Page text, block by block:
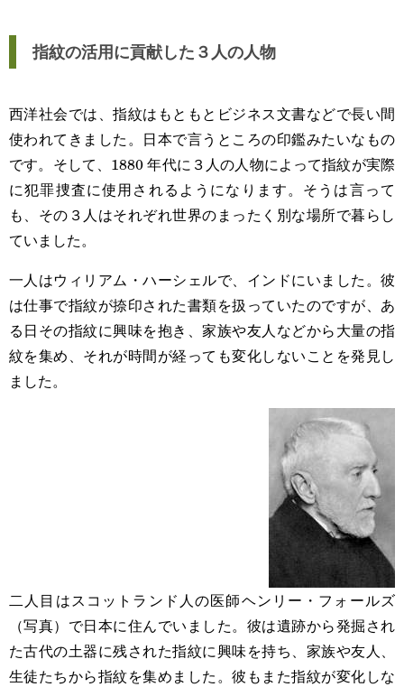
指紋の活用に貢献した３人の人物
西洋社会では、指紋はもともとビジネス文書などで長い間
使われてきました。日本で言うところの印鑑みたいなもの
です。そして、1880 年代に３人の人物によって指紋が実際
に犯罪捜査に使用されるようになります。そうは言って
も、その３人はそれぞれ世界のまったく別な場所で暮らし
ていました。
一人はウィリアム・ハーシェルで、インドにいました。彼
は仕事で指紋が捺印された書類を扱っていたのですが、あ
る日その指紋に興味を抱き、家族や友人などから大量の指
紋を集め、それが時間が経っても変化しないことを発見し
ました。
二人目はスコットランド人の医師ヘンリー・フォールズ
（写真）で日本に住んでいました。彼は遺跡から発掘され
た古代の土器に残された指紋に興味を持ち、家族や友人、
生徒たちから指紋を集めました。彼もまた指紋が変化しな